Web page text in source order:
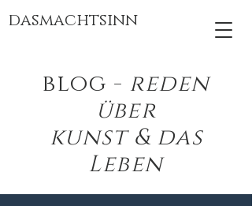
dasmachtsinn
blog - reden
über
kunst & das
Leben